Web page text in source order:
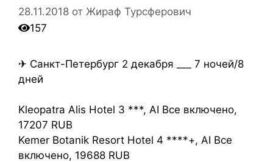
28.11.2018 от Жираф Турсферович
157
✈ Санкт-Петербург 2 декабря ___ 7 ночей/8
дней
Kleopatra Alis Hotel 3 ***, AI Все включено,
17207 RUB
Kemer Botanik Resort Hotel 4 ****+, AI Все
включено, 19688 RUB